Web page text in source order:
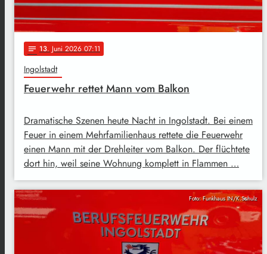
notes 13. Juni 2026 07:11
Ingolstadt
Feuerwehr rettet Mann vom Balkon
Dramatische Szenen heute Nacht in Ingolstadt. Bei einem
Feuer in einem Mehrfamilienhaus rettete die Feuerwehr
einen Mann mit der Drehleiter vom Balkon. Der flüchtete
dort hin, weil seine Wohnung komplett in Flammen …
Foto: Funkhaus IN/K.Schulz